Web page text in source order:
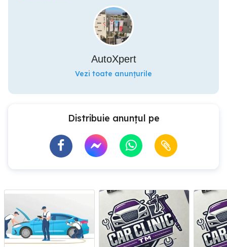
AutoXpert
Vezi toate anunțurile
Distribuie anunțul pe